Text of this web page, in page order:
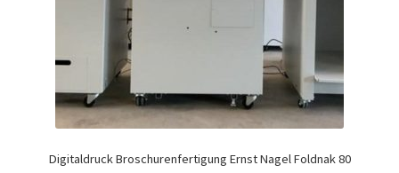
Digitaldruck Broschurenfertigung Ernst Nagel Foldnak 80